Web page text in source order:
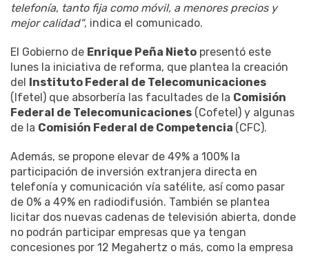
telefonía, tanto fija como móvil, a menores precios y
mejor calidad", indica el comunicado.
El Gobierno de Enrique Peña Nieto presentó este
lunes la iniciativa de reforma, que plantea la creación
del Instituto Federal de Telecomunicaciones
(Ifetel) que absorbería las facultades de la Comisión
Federal de Telecomunicaciones (Cofetel) y algunas
de la Comisión Federal de Competencia (CFC).
Además, se propone elevar de 49% a 100% la
participación de inversión extranjera directa en
telefonía y comunicación vía satélite, así como pasar
de 0% a 49% en radiodifusión. También se plantea
licitar dos nuevas cadenas de televisión abierta, donde
no podrán participar empresas que ya tengan
concesiones por 12 Megahertz o más, como la empresa